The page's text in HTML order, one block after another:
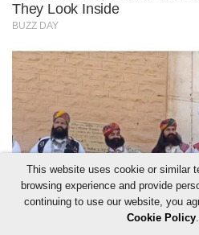
This website uses cookie or similar
browsing experience and provide
continuing to use our website, you
Cookie Policy.